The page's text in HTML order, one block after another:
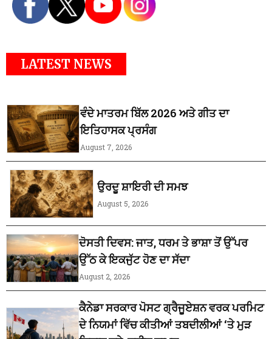
LATEST NEWS
ਵੰਦੇ ਮਾਤਰਮ ਬਿੱਲ 2026 ਅਤੇ ਗੀਤ ਦਾ
ਇਤਿਹਾਸਕ ਪ੍ਰਸੰਗ
August 7, 2026
ਉਰਦੂ ਸ਼ਾਇਰੀ ਦੀ ਸਮਝ
August 5, 2026
ਦੋਸਤੀ ਦਿਵਸ: ਜਾਤ, ਧਰਮ ਤੇ ਭਾਸ਼ਾ ਤੋਂ ਉੱਪਰ
ਉੱਠ ਕੇ ਇਕਜੁੱਟ ਹੋਣ ਦਾ ਸੱਦਾ
August 2, 2026
ਕੈਨੇਡਾ ਸਰਕਾਰ ਪੋਸਟ ਗ੍ਰੈਜੂਏਸ਼ਨ ਵਰਕ ਪਰਮਿਟ
ਦੇ ਨਿਯਮਾਂ ਵਿੱਚ ਕੀਤੀਆਂ ਤਬਦੀਲੀਆਂ ‘ਤੇ ਮੁੜ